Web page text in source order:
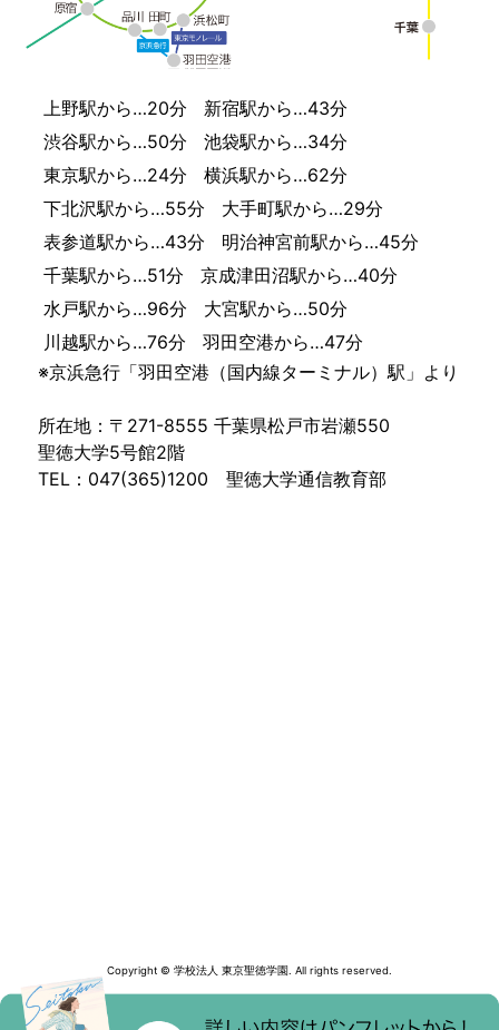
上野駅から…20分
新宿駅から…43分
渋谷駅から…50分
池袋駅から…34分
東京駅から…24分
横浜駅から…62分
下北沢駅から…55分
大手町駅から…29分
表参道駅から…43分
明治神宮前駅から…45分
千葉駅から…51分
京成津田沼駅から…40分
水戸駅から…96分
大宮駅から…50分
川越駅から…76分
羽田空港から…47分
※京浜急行「羽田空港（国内線ターミナル）駅」より
所在地：〒271-8555 千葉県松戸市岩瀬550
聖徳大学5号館2階
TEL：047(365)1200 聖徳大学通信教育部
Copyright © 学校法人 東京聖徳学園. All rights reserved.